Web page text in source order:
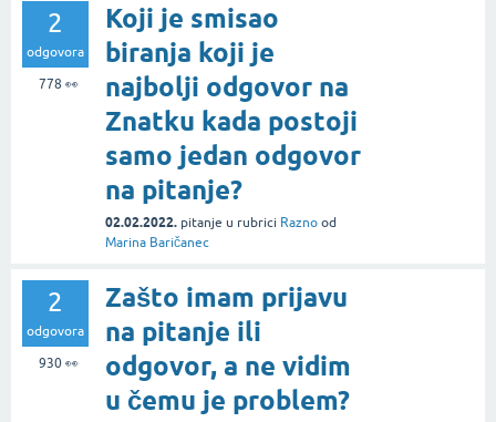
2
odgovora
778 👀
Koji je smisao
biranja koji je
najbolji odgovor na
Znatku kada postoji
samo jedan odgovor
na pitanje?
02.02.2022. pitanje u rubrici Razno od
Marina Baričanec
2
odgovora
930👀
Zašto imam prijavu
na pitanje ili
odgovor, a ne vidim
u čemu je problem?